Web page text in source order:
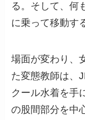
る。そして、何
に乗って移動す
場面が変わり、
た変態教師は、
クール水着を手
の股間部分を中